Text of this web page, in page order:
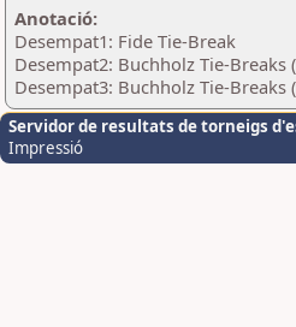
Anotació:
Desempat1: Fide Tie-Break
Desempat2: Buchholz Tie-
Desempat3: Buchholz Tie-
Servidor de resultats de torneigs
Impressió